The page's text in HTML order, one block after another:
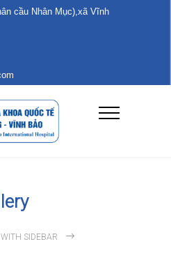
cầu Nhân Mục),xã Vĩnh
SIDEBAR